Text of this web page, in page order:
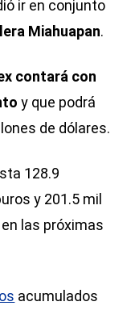
ir en conjunto
Miahuapan.
contará con
y que podrá
de dólares.
128.9
y 201.5 mil
las próximas
acumulados